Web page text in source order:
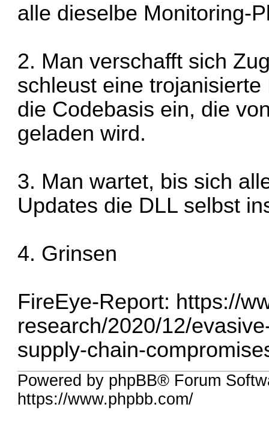
alle dieselbe Monitoring-
2. Man verschafft sich
schleust eine
die Codebasis ein, die
geladen wird.
3. Man wartet, bis sich
Updates die DLL selbst
4. Grinsen
FireEye-Report: https://
research/2020/12/
supply-chain-
Powered by phpBB® Forum
https://www.phpbb.com/